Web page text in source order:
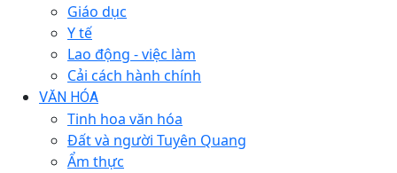
Giáo dục
Y tế
Lao động - việc làm
Cải cách hành chính
VĂN HÓA
Tinh hoa văn hóa
Đất và người Tuyên Quang
Ẩm thực